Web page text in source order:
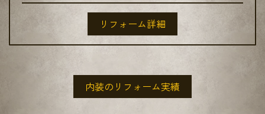
リフォーム詳細
内装のリフォーム実績